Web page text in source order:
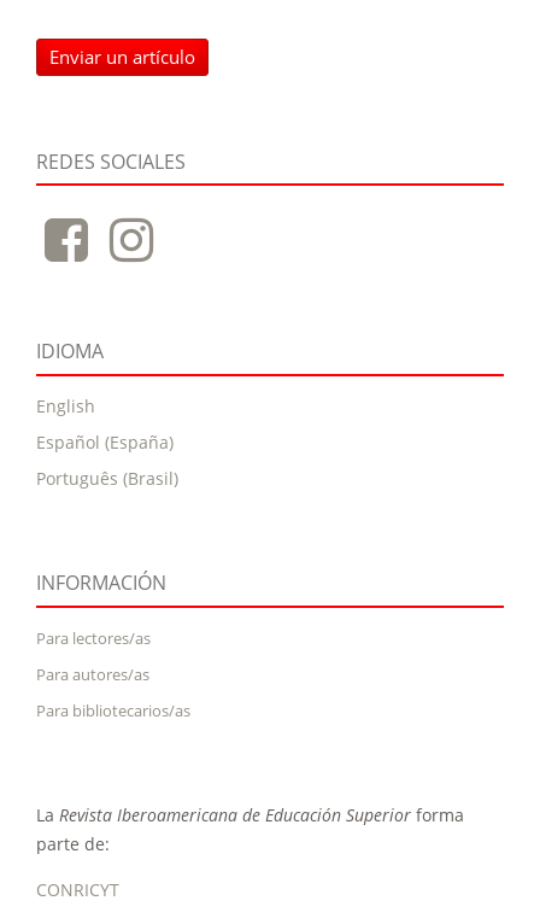
Enviar un artículo
REDES SOCIALES
IDIOMA
English
Español (España)
Português (Brasil)
INFORMACIÓN
Para lectores/as
Para autores/as
Para bibliotecarios/as
La Revista Iberoamericana de Educación Superior forma
parte de:
CONRICYT